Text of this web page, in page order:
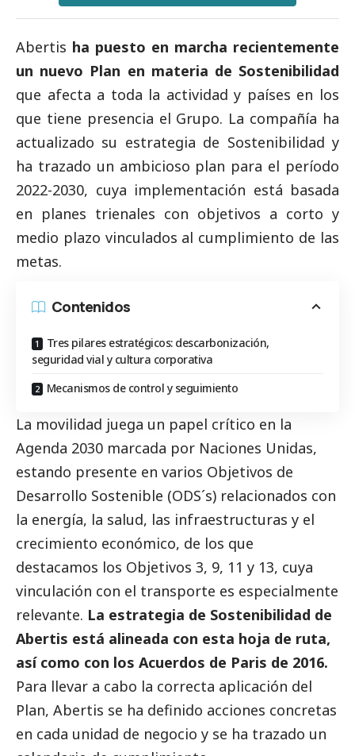
Abertis ha puesto en marcha recientemente
un nuevo Plan en materia de Sostenibilidad
que afecta a toda la actividad y países en los
que tiene presencia el Grupo. La compañía ha
actualizado su estrategia de Sostenibilidad y
ha trazado un ambicioso plan para el período
2022-2030, cuya implementación está basada
en planes trienales con objetivos a corto y
medio plazo vinculados al cumplimiento de las
metas.
Contenidos
Tres pilares estratégicos: descarbonización,
seguridad vial y cultura corporativa
Mecanismos de control y seguimiento
La movilidad juega un papel crítico en la
Agenda 2030 marcada por Naciones Unidas,
estando presente en varios Objetivos de
Desarrollo Sostenible (ODS´s) relacionados con
la energía, la salud, las infraestructuras y el
crecimiento económico, de los que
destacamos los Objetivos 3, 9, 11 y 13, cuya
vinculación con el transporte es especialmente
relevante. La estrategia de Sostenibilidad de
Abertis está alineada con esta hoja de ruta,
así como con los Acuerdos de Paris de 2016.
Para llevar a cabo la correcta aplicación del
Plan, Abertis se ha definido acciones concretas
en cada unidad de negocio y se ha trazado un